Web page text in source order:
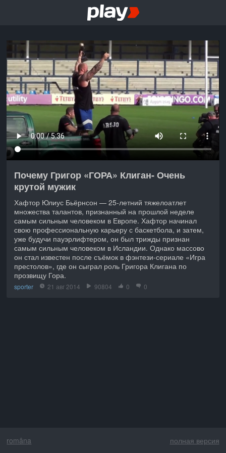
Почему Григор «ГОРА» Клиган- Очень
крутой мужик
Хафтор Юлиус Бьёрнсон — 25-летний тяжелоатлет
множества талантов, признанный на прошлой неделе
самым сильным человеком в Европе. Хафтор начинал
свою профессиональную карьеру с баскетбола, и затем,
уже будучи пауэрлифтером, он был трижды признан
самым сильным человеком в Исландии. Однако массово
он стал известен после съёмок в фэнтези-сериале «Игра
престолов», где он сыграл роль Григора Клигана по
прозвищу Гора.
sporter 21 авг 2014 90804 0 0
româna полная версия